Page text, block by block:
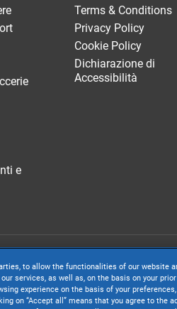
e
Terms & Conditions
Privacy Policy
Cookie Policy
Dichiarazione di
Accessibilità
TeamSystem S.p.A. società con socio unico
- Cap. Soc. € 24.000.000 I.v. - C.C.I.A.A.
Legale e Amministrativa: Via Sandro
to allow the functionalities of our website
services, as well as, on the basis on your
experience on the basis of your
on “Accept all” means that you agree to the